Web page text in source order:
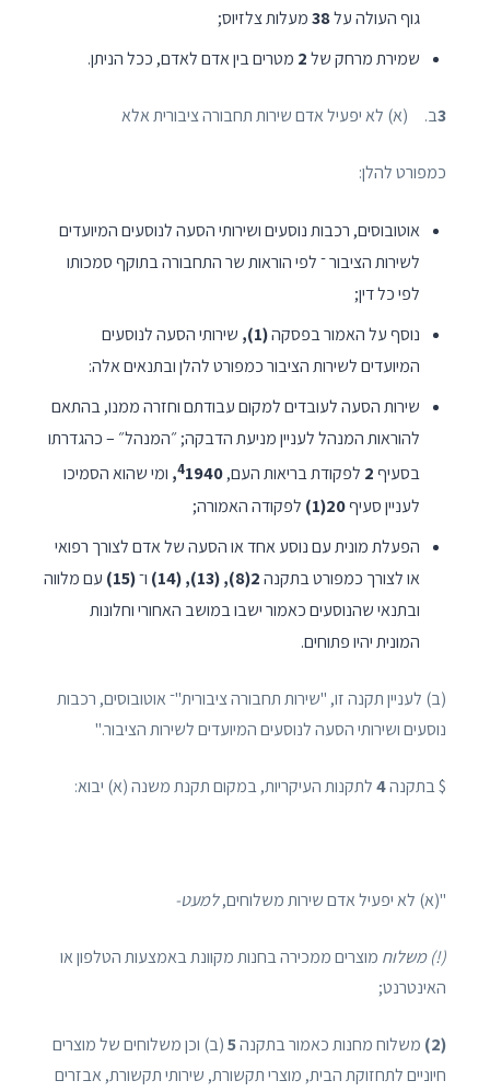
גוף העולה על38מעלות צלזיוס;
שמירת מרחק של2 מטרים בין אדם לאדם, ככל הניתן.
3ב. (א) לא יפעיל אדם שירות תחבורה ציבורית אלא
כמפורט להלן:
אוטובוסים, רכבות נוסעים ושירותי הסעה לנוסעים המיועדים
לשירות הציבור ־ לפי הוראות שר התחבורה בתוקף סמכותו
לפי כל דין;
נוסף על האמור בפסקה(1),
שירותי הסעה לנוסעים
המיועדים לשירות הציבור כמפורט להלן ובתנאים אלה:
שירות הסעה לעובדים למקום עבודתם וחזרה ממנו, בהתאם
להוראות המנהל לעניין מניעת הדבקה; ״המנהל״ – כהגדרתו
בסעיף2 לפקודת בריאות העם, 41940,
ומי שהוא הסמיכו
לעניין סעיף20(1)
לפקודה האמורה;
הפעלת מונית עם נוסע אחד או הסעה של אדם לצורך רפואי
או לצורך כמפורט בתקנה2(8), (13), (14) ו־(15)
עם מלווה
ובתנאי שהנוסעים כאמור ישבו במושב האחורי וחלונות
המונית יהיו פתוחים.
(ב) לעניין תקנה זו, "שירות תחבורה ציבורית"־ אוטובוסים, רכבות
נוסעים ושירותי הסעה לנוסעים המיועדים לשירות הציבור."
$ בתקנה4לתקנות העיקריות, במקום תקנת משנה (א) יבוא:
"(א) לא יפעיל אדם שירות משלוחים,למעט-
(!) משלוח מוצרים ממכירה בחנות מקוונת באמצעות הטלפון או
האינטרנט;
(2) משלוח מחנות כאמור בתקנה5(ב) וכן משלוחים של מוצרים
חיוניים לתחזוקת הבית, מוצרי תקשורת, שירותי תקשורת, אבזרים